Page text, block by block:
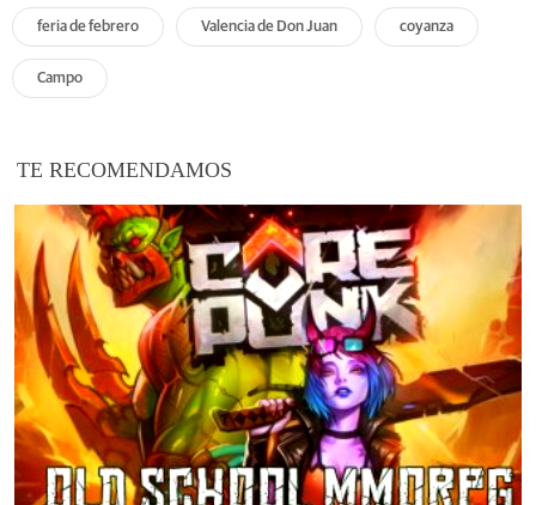
feria de febrero Valencia de Don Juan coyanza
Campo
TE RECOMENDAMOS